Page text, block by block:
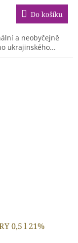
Do košíku
a neobyčejně
ukrajinského...
0,5 l 21%